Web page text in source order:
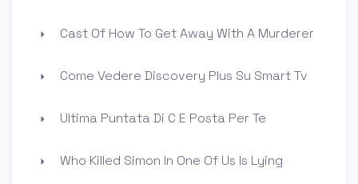
Cast Of How To Get Away With A Murderer
Come Vedere Discovery Plus Su Smart Tv
Ultima Puntata Di C E Posta Per Te
Who Killed Simon In One Of Us Is Lying